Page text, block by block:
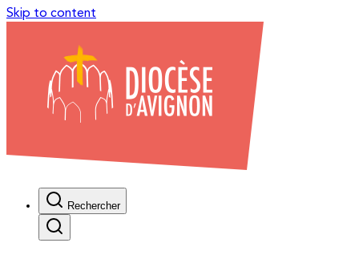
Skip to content
Rechercher